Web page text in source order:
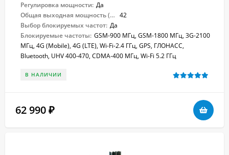
Регулировка мощности: Да
Общая выходная мощность (Вт): 42
Выбор блокируемых частот: Да
Блокируемые частоты: GSM-900 МГц, GSM-1800 МГц, 3G-2100
МГц, 4G (Mobile), 4G (LTE), Wi-Fi-2.4 ГГц, GPS, ГЛОНАСС,
Bluetooth, UHV 400-470, CDMA-400 МГц, Wi-Fi 5.2 ГГц
В НАЛИЧИИ
62 990 ₽